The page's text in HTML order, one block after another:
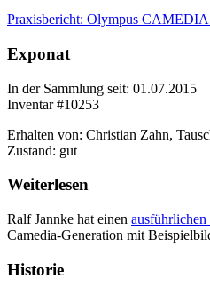
Praxisbericht: Olympus
Exponat
In der Sammlung seit: 01.07.2015
Inventar #10253
Erhalten von: Christian Zahn,
Zustand: gut
Weiterlesen
Ralf Jannke hat einen
Camedia-Generation mit
Historie